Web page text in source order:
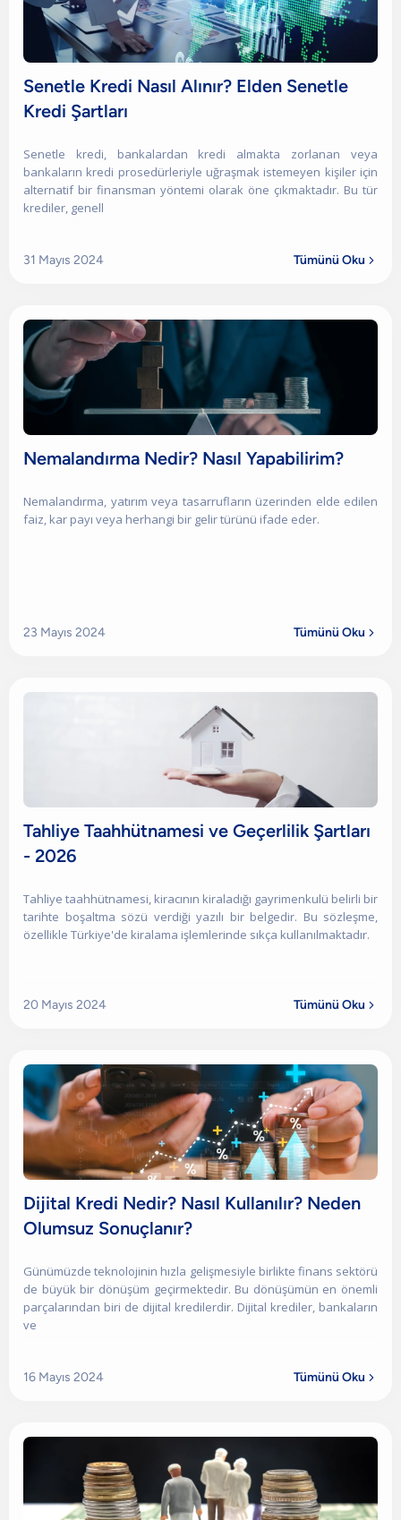
Senetle Kredi Nasıl Alınır? Elden Senetle
Kredi Şartları
Senetle kredi, bankalardan kredi almakta zorlanan veya
bankaların kredi prosedürleriyle uğraşmak istemeyen kişiler için
alternatif bir finansman yöntemi olarak öne çıkmaktadır. Bu tür
krediler, genell
31 Mayıs 2024 Tümünü Oku 
Nemalandırma Nedir? Nasıl Yapabilirim?
Nemalandırma, yatırım veya tasarrufların üzerinden elde edilen
faiz, kar payı veya herhangi bir gelir türünü ifade eder.
23 Mayıs 2024 Tümünü Oku 
Tahliye Taahhütnamesi ve Geçerlilik Şartları
- 2026
Tahliye taahhütnamesi, kiracının kiraladığı gayrimenkulü belirli bir
tarihte boşaltma sözü verdiği yazılı bir belgedir. Bu sözleşme,
özellikle Türkiye'de kiralama işlemlerinde sıkça kullanılmaktadır.
20 Mayıs 2024 Tümünü Oku 
Dijital Kredi Nedir? Nasıl Kullanılır? Neden
Olumsuz Sonuçlanır?
Günümüzde teknolojinin hızla gelişmesiyle birlikte finans sektörü
de büyük bir dönüşüm geçirmektedir. Bu dönüşümün en önemli
parçalarından biri de dijital kredilerdir. Dijital krediler, bankaların
ve
16 Mayıs 2024 Tümünü Oku 